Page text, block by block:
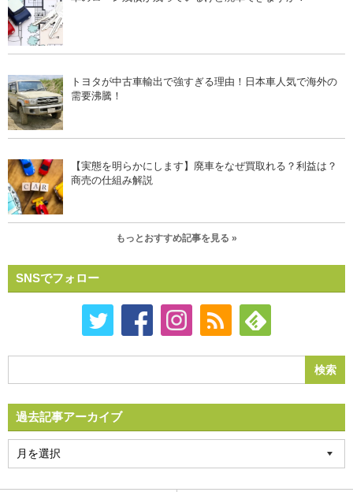
トヨタが中古車輸出で強すぎる理由！日本車人気で海外の
需要沸騰！
【実態を明らかにします】廃車をなぜ買取れる？利益は？
商売の仕組み解説
もっとおすすめ記事を見る »
SNSでフォロー
過去記事アーカイブ